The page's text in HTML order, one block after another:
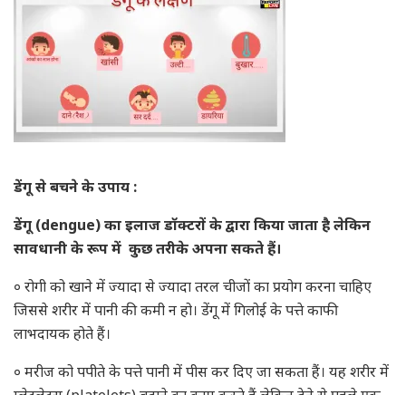
डेंगू से बचने के उपाय :
डेंगू (dengue) का इलाज डॉक्टरों के द्वारा किया जाता है लेकिन
सावधानी के रूप में कुछ तरीके अपना सकते हैं।
० रोगी को खाने में ज्यादा से ज्यादा तरल चीजों का प्रयोग करना चाहिए
जिससे शरीर में पानी की कमी न हो। डेंगू में गिलोई के पत्ते काफी
लाभदायक होते हैं।
० मरीज को पपीते के पत्ते पानी में पीस कर दिए जा सकता हैं। यह शरीर में